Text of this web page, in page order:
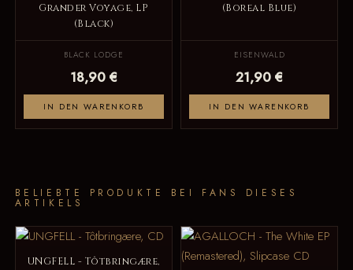
Grander Voyage, LP
(Black)
BLACK LODGE
18,90 €
IN DEN WARENKORB
(Boreal Blue)
EISENWALD
21,90 €
IN DEN WARENKORB
BELIEBTE PRODUKTE BEI FANS DIESES
ARTIKELS
UNGFELL - Tôtbringære,